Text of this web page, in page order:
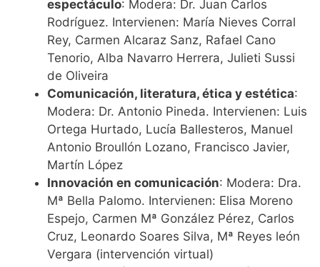
espectáculo: Modera: Dr. Juan Carlos
Rodríguez. Intervienen: María Nieves Corral
Rey, Carmen Alcaraz Sanz, Rafael Cano
Tenorio, Alba Navarro Herrera, Julieti Sussi
de Oliveira
Comunicación, literatura, ética y estética:
Modera: Dr. Antonio Pineda. Intervienen: Luis
Ortega Hurtado, Lucía Ballesteros, Manuel
Antonio Broullón Lozano, Francisco Javier,
Martín López
Innovación en comunicación: Modera: Dra.
Mª Bella Palomo. Intervienen: Elisa Moreno
Espejo, Carmen Mª González Pérez, Carlos
Cruz, Leonardo Soares Silva, Mª Reyes león
Vergara (intervención virtual)